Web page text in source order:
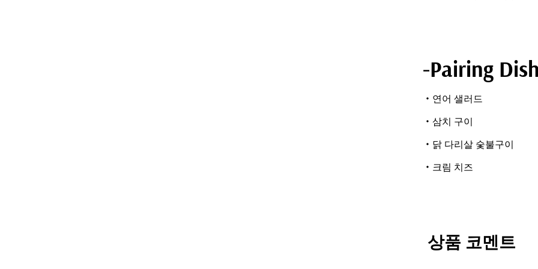
-Pairing
・연어 샐러드
・삼치 구이
・닭 다리살 숯불구이
・크림 치즈
상품 코멘트